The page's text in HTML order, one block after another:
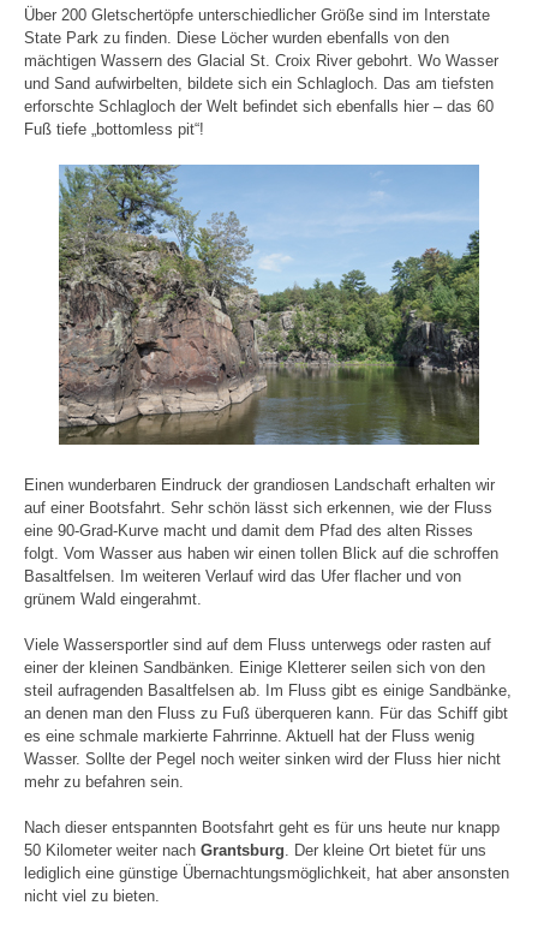
Über 200 Gletschertöpfe unterschiedlicher Größe sind im Interstate
State Park zu finden. Diese Löcher wurden ebenfalls von den
mächtigen Wassern des Glacial St. Croix River gebohrt. Wo Wasser
und Sand aufwirbelten, bildete sich ein Schlagloch. Das am tiefsten
erforschte Schlagloch der Welt befindet sich ebenfalls hier – das 60
Fuß tiefe „bottomless pit“!
Einen wunderbaren Eindruck der grandiosen Landschaft erhalten wir
auf einer Bootsfahrt. Sehr schön lässt sich erkennen, wie der Fluss
eine 90-Grad-Kurve macht und damit dem Pfad des alten Risses
folgt. Vom Wasser aus haben wir einen tollen Blick auf die schroffen
Basaltfelsen. Im weiteren Verlauf wird das Ufer flacher und von
grünem Wald eingerahmt.
Viele Wassersportler sind auf dem Fluss unterwegs oder rasten auf
einer der kleinen Sandbänken. Einige Kletterer seilen sich von den
steil aufragenden Basaltfelsen ab. Im Fluss gibt es einige Sandbänke,
an denen man den Fluss zu Fuß überqueren kann. Für das Schiff gibt
es eine schmale markierte Fahrrinne. Aktuell hat der Fluss wenig
Wasser. Sollte der Pegel noch weiter sinken wird der Fluss hier nicht
mehr zu befahren sein.
Nach dieser entspannten Bootsfahrt geht es für uns heute nur knapp
50 Kilometer weiter nach Grantsburg. Der kleine Ort bietet für uns
lediglich eine günstige Übernachtungsmöglichkeit, hat aber ansonsten
nicht viel zu bieten.